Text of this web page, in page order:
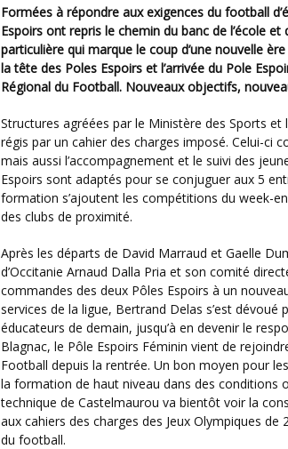
Formées à répondre aux exigences du football d’élite, les joueurs et joueuses des Pôles
Espoirs ont repris le chemin du banc de l’école
particulière qui marque le coup d’une nouvelle
la tête des Poles Espoirs et l’arrivée du Pole
Régional du Football. Nouveaux objectifs,
Structures agréées par le Ministère des Sports et la FFF, les Pôles Espoirs sont organisés et
régis par un cahier des charges imposé. Celui-ci
mais aussi l’accompagnement et le suivi des
Espoirs sont adaptés pour se conjuguer aux 5
formation s’ajoutent les compétitions du week-
des clubs de proximité.
Après les départs de David Marraud et Gaelle Dumas, le président de la Ligue de Football
d’Occitanie Arnaud Dalla Pria et son comité
commandes des deux Pôles Espoirs à un
services de la ligue, Bertrand Delas s’est
éducateurs de demain, jusqu’à en devenir le
Blagnac, le Pôle Espoirs Féminin vient de
Football depuis la rentrée. Un bon moyen pour
la formation de haut niveau dans des conditions
technique de Castelmaurou va bientôt voir la
aux cahiers des charges des Jeux Olympiques de
du football.